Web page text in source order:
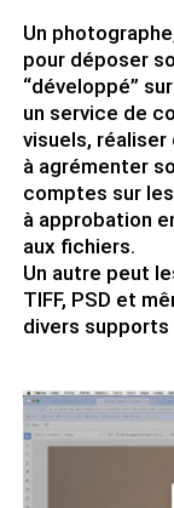
Un
pour déposer
“développé”
un service de
visuels,
à agrémenter
comptes sur
à approbation
aux fichiers.
Un autre peut
TIFF, PSD et
divers supports